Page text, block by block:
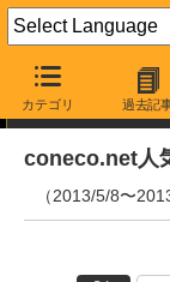
カテゴリ 過去記
ランキング
coneco.net人
（2013/5/8〜